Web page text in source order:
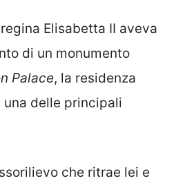
Elisabetta II aveva
di un monumento
Palace, la residenza
delle principali
che ritrae lei e